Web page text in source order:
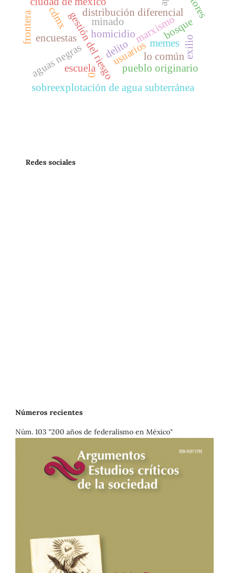
marxismo
homicidio
gestión del riesgo
aguas negras usuarios
encuestas memes
distribución diferencial
cdmx
delito
minado
sobreexplotación de agua subterránea
bosque
pueblo originario
escuela
frontera
lo comúnexilio
0
Redes sociales
Números recientes
Núm. 103 "200 años de federalismo en México"